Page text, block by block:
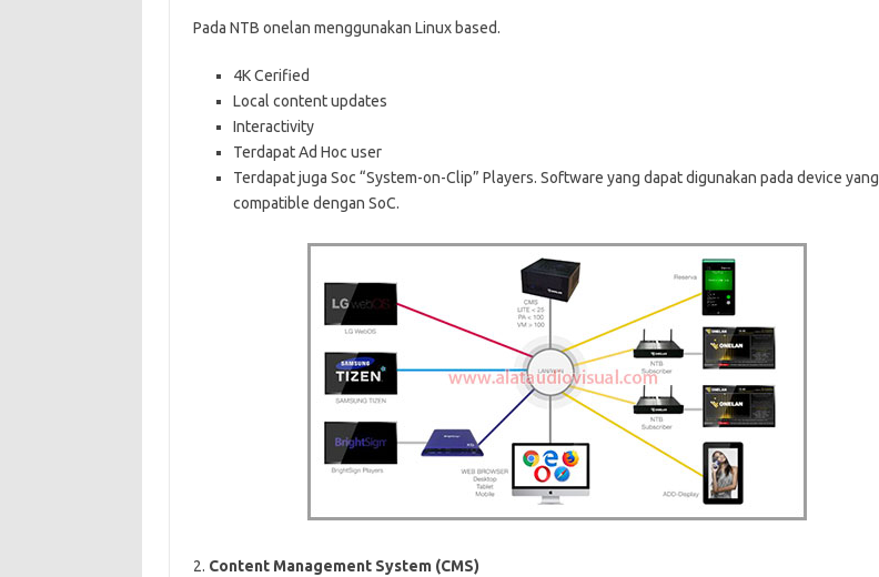
Pada NTB onelan menggunakan Linux based.
4K Cerified
Local content updates
Interactivity
Terdapat Ad Hoc user
Terdapat juga Soc “System-on-Clip” Players. Software yang dapat digunakan pada device yang
compatible dengan SoC.
2. Content Management System (CMS)